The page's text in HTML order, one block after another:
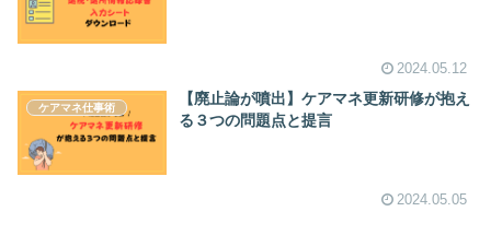
2024.05.12
ケアマネ仕事術
【廃止論が噴出】ケアマネ更新研修が抱え
る３つの問題点と提言
2024.05.05